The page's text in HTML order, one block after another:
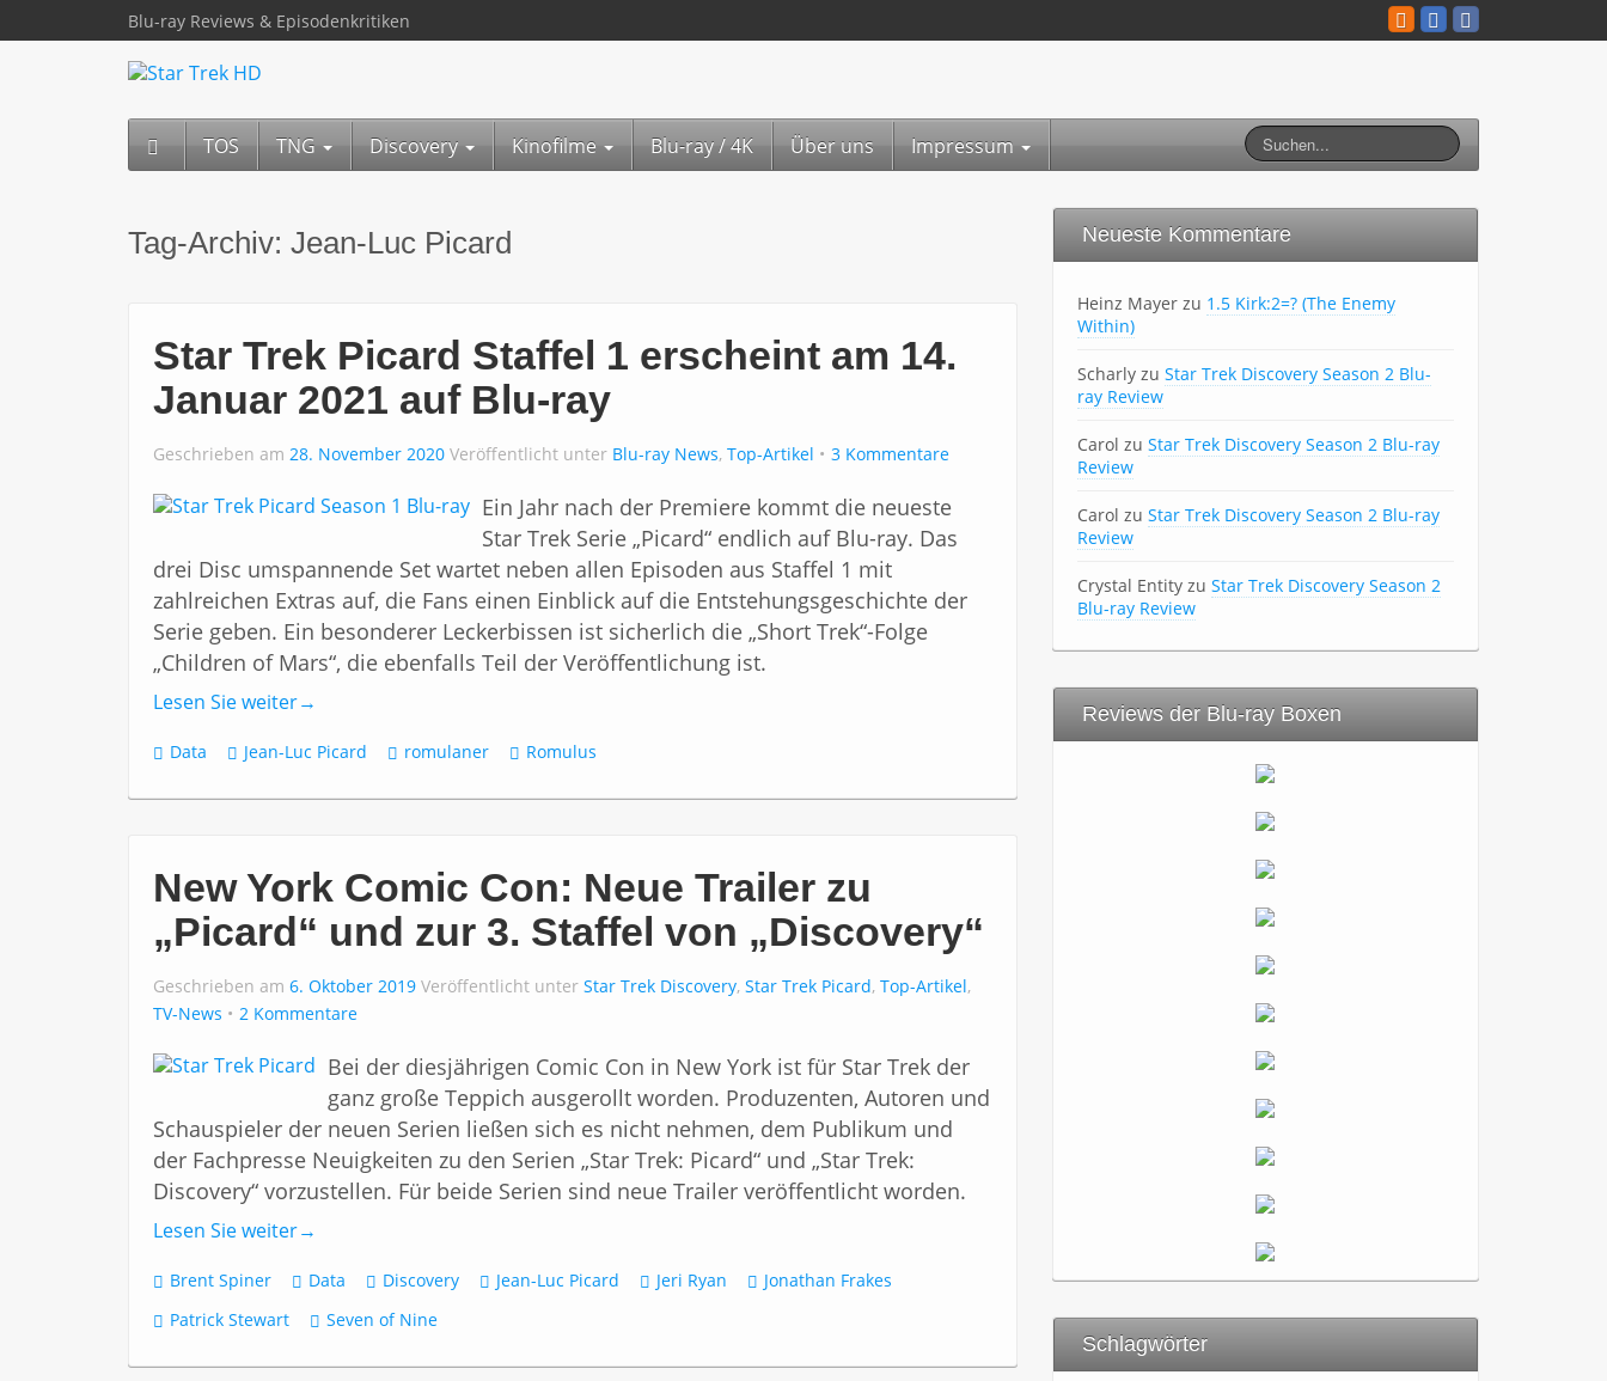
Blu-ray Reviews & Episodenkritiken
TOS TNG Discovery Kinofilme Blu-ray / 4K Über uns Impressum
Tag-Archiv: Jean-Luc Picard
Star Trek Picard Staffel 1 erscheint am 14.
Januar 2021 auf Blu-ray
Geschrieben am 28. November 2020 Veröffentlicht unter Blu-ray News, Top-Artikel 3 Kommentare
Ein Jahr nach der Premiere kommt die neueste
Star Trek Serie „Picard“ endlich auf Blu-ray. Das
drei Disc umspannende Set wartet neben allen Episoden aus Staffel 1 mit
zahlreichen Extras auf, die Fans einen Einblick auf die Entstehungsgeschichte der
Serie geben. Ein besonderer Leckerbissen ist sicherlich die „Short Trek“-Folge
„Children of Mars“, die ebenfalls Teil der Veröffentlichung ist.
Lesen Sie weiter→
Data Jean-Luc Picard romulaner Romulus
New York Comic Con: Neue Trailer zu
„Picard“ und zur 3. Staffel von „Discovery“
Geschrieben am 6. Oktober 2019 Veröffentlicht unter Star Trek Discovery, Star Trek Picard, Top-Artikel,
TV-News
2 Kommentare
Bei der diesjährigen Comic Con in New York ist für Star Trek der
ganz große Teppich ausgerollt worden. Produzenten, Autoren und
Schauspieler der neuen Serien ließen sich es nicht nehmen, dem Publikum und
der Fachpresse Neuigkeiten zu den Serien „Star Trek: Picard“ und „Star Trek:
Discovery“ vorzustellen. Für beide Serien sind neue Trailer veröffentlicht worden.
Lesen Sie weiter→
Brent Spiner Data Discovery Jean-Luc Picard Jeri Ryan
Jonathan Frakes
Patrick Stewart
Seven of Nine
Neueste Kommentare
Heinz Mayerzu 1.5 Kirk:2=? (The Enemy
Within)
Scharlyzu Star Trek Discovery Season 2 Blu-
ray Review
Carol zu Star Trek Discovery Season 2 Blu-ray
Review
Carol zu Star Trek Discovery Season 2 Blu-ray
Review
Crystal Entityzu Star Trek Discovery Season 2
Blu-ray Review
Reviews der Blu-ray Boxen
Schlagwörter